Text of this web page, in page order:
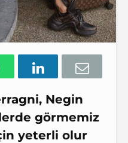
Negin
görmemiz
yeterli olur